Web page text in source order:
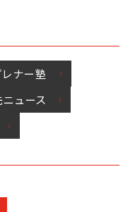
レナー塾
ュース